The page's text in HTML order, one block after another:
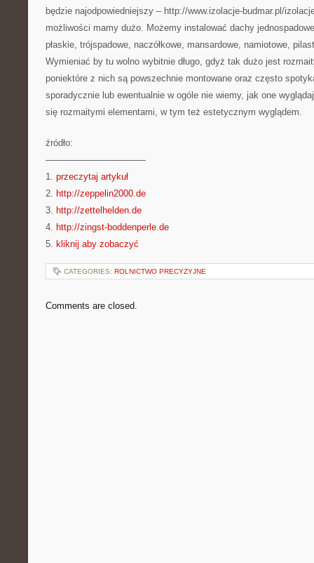
będzie najodpowiedniejszy – http://www.izolacje-budmar.pl/
możliwości mamy dużo. Możemy instalować dachy
płaskie, trójspadowe, naczółkowe, mansardowe, namiotowe,
Wymieniać by tu wolno wybitnie długo, gdyż tak dużo jest
poniektóre z nich są powszechnie montowane oraz często
sporadycznie lub ewentualnie w ogóle nie wiemy, jak one
się rozmaitymi elementami, w tym też estetycznym wyglądem.
źródło:
———————————
1. przeczytaj artykuł
2. http://zeppelin2000.de
3. http://zettelhelden.de
4. http://zingst-boddenperle.de
5. kliknij aby zobaczyć
CATEGORIES: ROLNICTWO PRECYZYJNE
Comments are closed.